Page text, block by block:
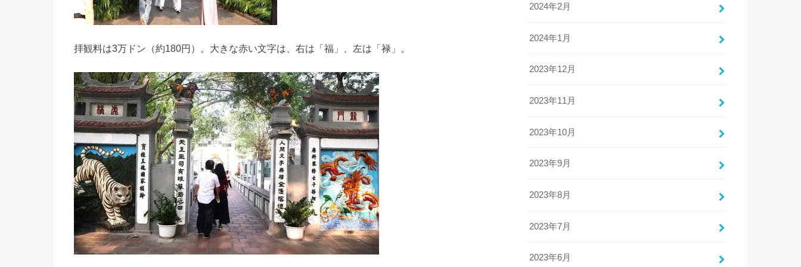
拝観料は3万ドン（約180円）。大きな赤い文字は、右は「福」、左は「禄」。
2024年2月
2024年1月
2023年12月
2023年11月
2023年10月
2023年9月
2023年8月
2023年7月
2023年6月